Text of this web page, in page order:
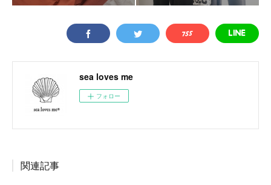
sea loves me
フォロー
関連記事